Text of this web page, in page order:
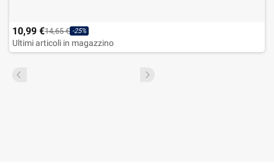
10,99 €14,65 € -25%
Ultimi articoli in magazzino